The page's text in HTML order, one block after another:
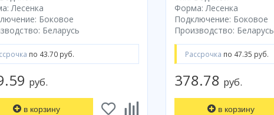
Лесенка
Боковое
Беларусь
по 43.70 руб.
руб.
в корзину
Форма: Лесенка
Подключение: Боковое
Производство: Беларусь
Рассрочка по 47.35 руб.
378.78 руб.
в корзину